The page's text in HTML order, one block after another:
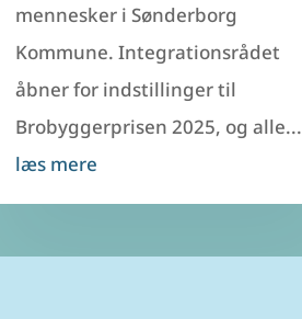
mennesker i Sønderborg
Kommune. Integrationsrådet
åbner for indstillinger til
Brobyggerprisen 2025, og alle...
læs mere